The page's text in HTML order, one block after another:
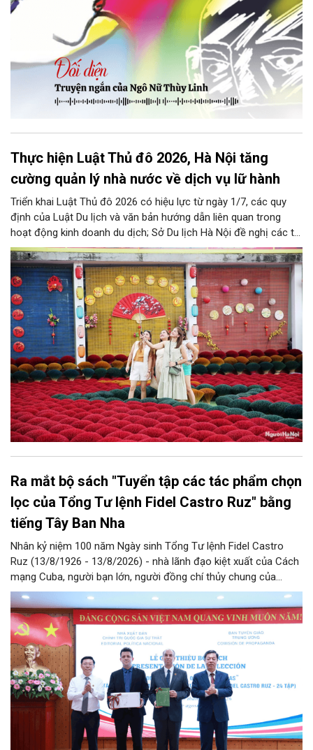
Thực hiện Luật Thủ đô 2026, Hà Nội tăng
cường quản lý nhà nước về dịch vụ lữ hành
Triển khai Luật Thủ đô 2026 có hiệu lực từ ngày 1/7, các quy
định của Luật Du lịch và văn bản hướng dẫn liên quan trong
hoạt động kinh doanh du dịch; Sở Du lịch Hà Nội đề nghị các tổ
chức, đơn vị, doanh nghiệp kinh doanh dịch vụ lữ hành trên địa
bàn thành phố thực hiện một số nội dung quan trọng. Qua đó
góp phần thực hiện thắng lợi các mục tiêu phát triển du lịch Hà
Nội năm 2026 và giai đoạn tiếp theo.
Ra mắt bộ sách "Tuyển tập các tác phẩm chọn
lọc của Tổng Tư lệnh Fidel Castro Ruz" bằng
tiếng Tây Ban Nha
Nhân kỷ niệm 100 năm Ngày sinh Tổng Tư lệnh Fidel Castro
Ruz (13/8/1926 - 13/8/2026) - nhà lãnh đạo kiệt xuất của Cách
mạng Cuba, người bạn lớn, người đồng chí thủy chung của
Đảng, Nhà nước và nhân dân Việt Nam, chiều 5/8, tại Hà Nội,
Nhà xuất bản Chính trị quốc gia Sự thật phối hợp với Ban Tuyên
giáo Trung ương tổ chức Lễ giới thiệu bộ sách “Tuyển tập các
tác phẩm chọn lọc của Tổng Tư lệnh Fidel Castro Ruz” gồm 24
tập bằng tiếng Tây Ban Nha.